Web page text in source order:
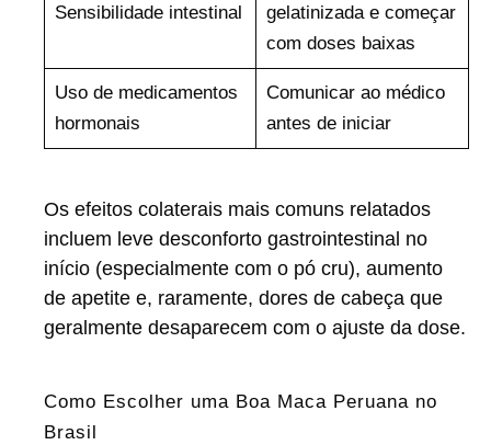
Sensibilidade intestinal
gelatinizada e começar
com doses baixas
Uso de medicamentos
hormonais
Comunicar ao médico
antes de iniciar
Os efeitos colaterais mais comuns relatados
incluem leve desconforto gastrointestinal no
início (especialmente com o pó cru), aumento
de apetite e, raramente, dores de cabeça que
geralmente desaparecem com o ajuste da dose.
Como Escolher uma Boa Maca Peruana no
Brasil